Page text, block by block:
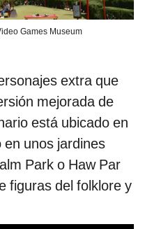
Games Museum
extra que
mejorada de
está ubicado en
en unos jardines
Park o Haw Par
figuras del folklore y